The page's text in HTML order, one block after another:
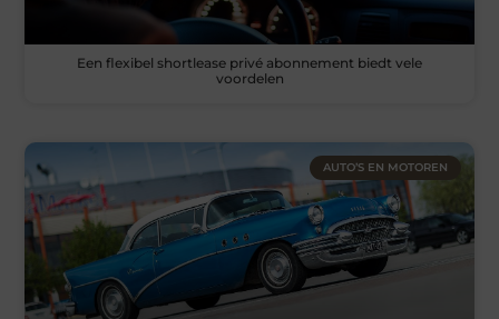
Een flexibel shortlease privé abonnement biedt vele
voordelen
AUTO’S EN MOTOREN